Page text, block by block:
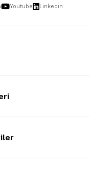
Youtube Linkedin